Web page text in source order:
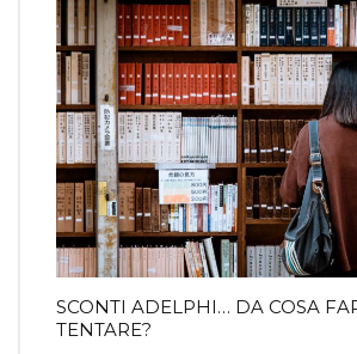
SCONTI ADELPHI… DA COSA
TENTARE?